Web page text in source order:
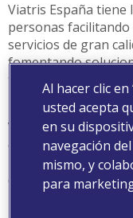
Viatris España tiene
personas facilitando
servicios de gran
fomentando
todos los pacientes
nuestros
Viatris es una
con la misión de
puedan vivir de una
de su vida.
Al hacer clic
usted acepta
en su
navegación
mismo, y
para